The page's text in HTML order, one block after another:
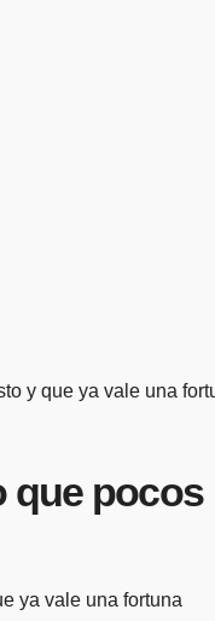
y que ya vale una